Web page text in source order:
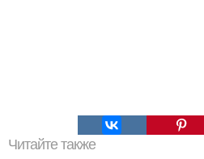
Читайте также